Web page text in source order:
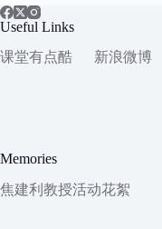
Useful Links
课堂有点酷
新浪微博
Memories
焦建利教授活动花絮